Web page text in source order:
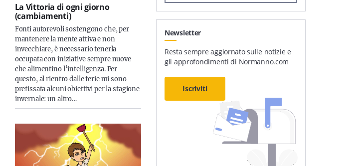
La Vittoria di ogni giorno
(cambiamenti)
Fonti autorevoli sostengono che, per
mantenere la mente attiva e non
invecchiare, è necessario tenerla
occupata con iniziative sempre nuove
che alimentino l’intelligenza. Per
questo, al rientro dalle ferie mi sono
prefissata alcuni obiettivi per la stagione
invernale: un altro…
Newsletter
Resta sempre aggiornato sulle notizie e
gli approfondimenti di Normanno.com
Iscriviti